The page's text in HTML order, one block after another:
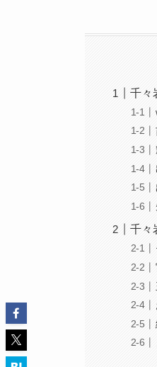
千々
千々